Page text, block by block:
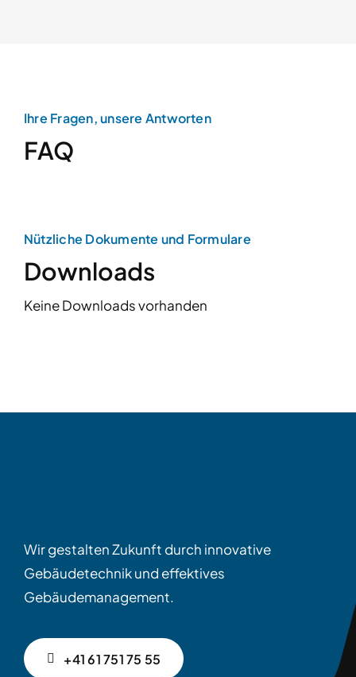
Ihre Fragen, unsere Antworten
FAQ
Nützliche Dokumente und Formulare
Downloads
Keine Downloads vorhanden
Wir gestalten Zukunft durch innovative
Gebäude­technik und effektives
Gebäudemanagement.
+41 61 751 75 55